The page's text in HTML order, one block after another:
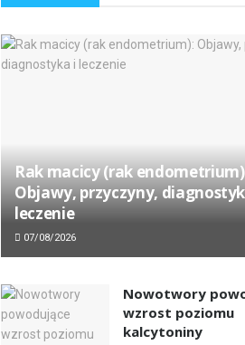
Rak macicy (rak
Objawy, przyczyny,
leczenie
07/08/2026
Nowotwory
wzrost poziomu
kalcytoniny